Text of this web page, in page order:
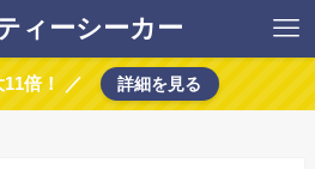
ィーシーカー
倍！ ／ 詳細を見る